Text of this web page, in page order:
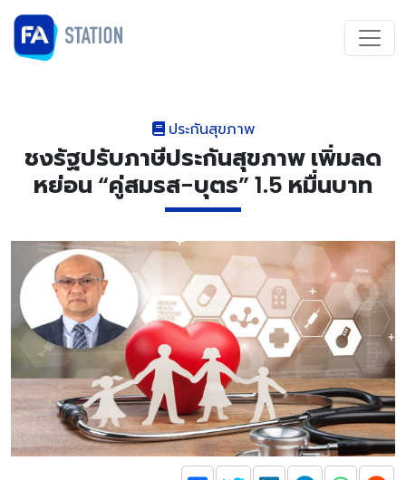
ประกันสุขภาพ
ชงรัฐปรับภาษีประกันสุขภาพ เพิ่มลด
หย่อน “คู่สมรส-บุตร” 1.5 หมื่นบาท